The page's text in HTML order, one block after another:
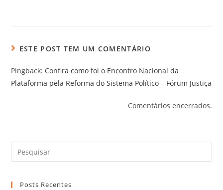
ESTE POST TEM UM COMENTÁRIO
Pingback: Confira como foi o Encontro Nacional da
Plataforma pela Reforma do Sistema Político – Fórum Justiça
Comentários encerrados.
Posts Recentes